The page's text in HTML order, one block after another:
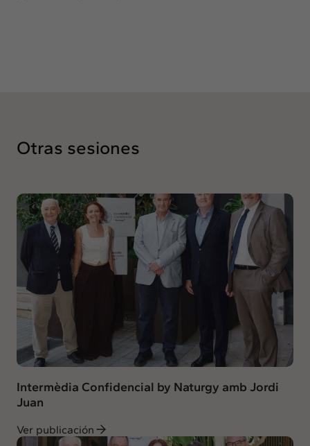
Otras sesiones
Intermèdia Confidencial by Naturgy amb Jordi
Juan
Ver publicación